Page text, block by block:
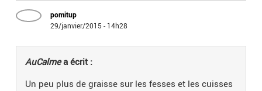
pomitup
29/janvier/2015 - 14h28
AuCalmea écrit :
Un peu plus de graisse sur les fesses et les cuisses